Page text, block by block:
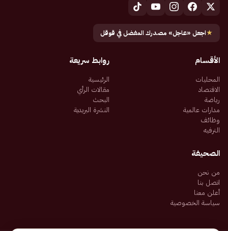
★اجعل «عاجل» مصدرك المفضل في قوقل
الأقسام
المحليات
الاقتصاد
رياضة
مدارات عالمية
وظائف
الترفيه
روابط سريعة
الرئيسية
مقالات الرأي
البحث
النشرة البريدية
الصحيفة
من نحن
اتصل بنا
أعلن معنا
سياسة الخصوصية